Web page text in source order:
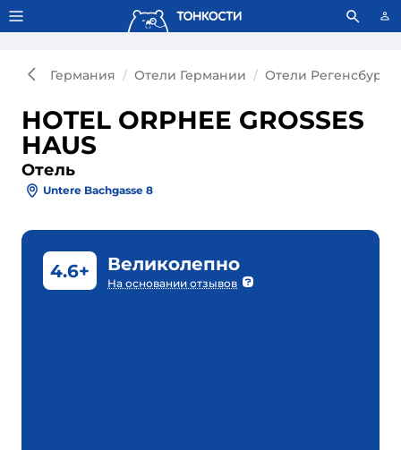
Тонкости используют сookie-файлы. Что это значит?
Германия Отели Германии Отели Регенсбурга
HOTEL ORPHEE GROSSES
HAUS
Отель
Untere Bachgasse 8
4.6+ Великолепно
На основании отзывов